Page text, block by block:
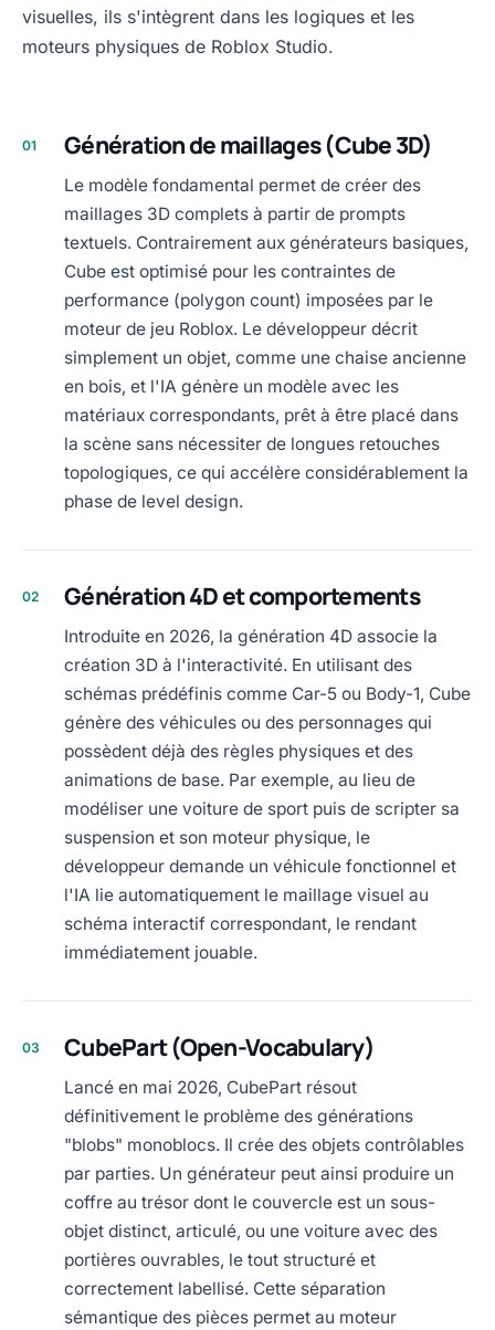
visuelles, ils s'intègrent dans les logiques et les
moteurs physiques de Roblox Studio.
01 Génération de maillages (Cube 3D)
Le modèle fondamental permet de créer des
maillages 3D complets à partir de prompts
textuels. Contrairement aux générateurs basiques,
Cube est optimisé pour les contraintes de
performance (polygon count) imposées par le
moteur de jeu Roblox. Le développeur décrit
simplement un objet, comme une chaise ancienne
en bois, et l'IA génère un modèle avec les
matériaux correspondants, prêt à être placé dans
la scène sans nécessiter de longues retouches
topologiques, ce qui accélère considérablement la
phase de level design.
02 Génération 4D et comportements
Introduite en 2026, la génération 4D associe la
création 3D à l'interactivité. En utilisant des
schémas prédéfinis comme Car-5 ou Body-1, Cube
génère des véhicules ou des personnages qui
possèdent déjà des règles physiques et des
animations de base. Par exemple, au lieu de
modéliser une voiture de sport puis de scripter sa
suspension et son moteur physique, le
développeur demande un véhicule fonctionnel et
l'IA lie automatiquement le maillage visuel au
schéma interactif correspondant, le rendant
immédiatement jouable.
03 CubePart (Open-Vocabulary)
Lancé en mai 2026, CubePart résout
définitivement le problème des générations
"blobs" monoblocs. Il crée des objets contrôlables
par parties. Un générateur peut ainsi produire un
coffre au trésor dont le couvercle est un sous-
objet distinct, articulé, ou une voiture avec des
portières ouvrables, le tout structuré et
correctement labellisé. Cette séparation
sémantique des pièces permet au moteur